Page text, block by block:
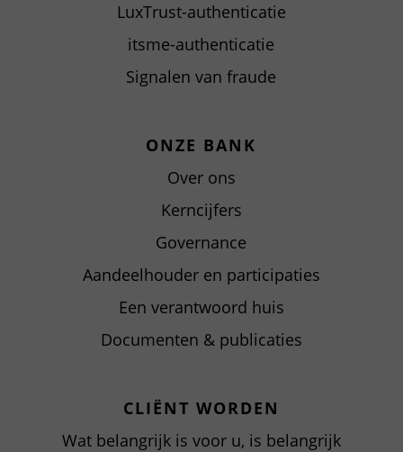
LuxTrust-authenticatie
itsme-authenticatie
Signalen van fraude
ONZE BANK
Over ons
Kerncijfers
Governance
Aandeelhouder en participaties
Een verantwoord huis
Documenten & publicaties
CLIËNT WORDEN
Wat belangrijk is voor u, is belangrijk